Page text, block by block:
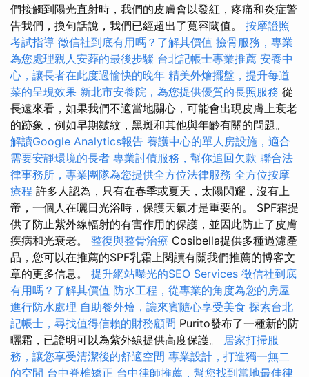
們接觸到陽光直射時，我們的皮膚會以發紅，疼痛和炎症警
告我們，換句話說，我們已經超出了寬容閾值。 按摩證照
考試指導 徵信社到底有用嗎？了解其價值 撿骨服務，專業
為您處理親人安葬的最後步驟 台北記帳士專業推薦 安養中
心，讓長者在此度過愉快的晚年 精美外燴擺盤，提升每道
菜的呈現效果 新北市安養院，為您提供優質的長照服務 從
長遠來看，如果我們不適當地關心，可能會出現皮膚上衰老
的跡象，例如早期皺紋，黑斑和其他與年齡有關的問題。
解讀Google Analytics報告 養護中心的單人房設施，適合
需要安靜環境的長者 專業討債服務，幫你追回欠款 聯合法
律事務所，專業團隊為您提供全方位法律服務 全方位按摩
療程 許多人認為，只有在春季或夏天，太陽閃耀，沒有上
帝，一個人在曬日光浴時，保護天氣才是重要的。 SPF霜提
供了防止紫外線輻射的有害作用的保護，並因此防止了皮膚
疾病和光衰老。 整復與整骨治療 Cosibella提供多種過濾產
品，您可以在推薦的SPF乳霜上閱讀有關我們推薦的博客文
章的更多信息。 提升網站曝光的SEO Services 徵信社到底
有用嗎？了解其價值 防水工程，從專業的角度為您的房屋
進行防水處理 自助餐外燴，讓來賓隨心享受美食 探索台北
記帳士，尋找值得信賴的財務顧問 Purito發布了一種新的防
曬霜，已證明可以為紫外線提供高度保護。 居家打掃服
務，讓您享受清潔後的舒適空間 專業設計，打造獨一無二
的空間 台中脊椎矯正 台中律師推薦，幫您找到當地最佳律